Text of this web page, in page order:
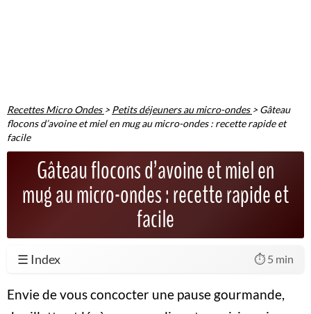
Recettes Micro Ondes >Petits déjeuners au micro-ondes >Gâteau
flocons d’avoine et miel en mug au micro-ondes : recette rapide et
facile
Gâteau flocons d’avoine et miel en
mug au micro-ondes : recette rapide et
facile
☰ Index ⏱️ 5 min
Envie de vous concocter une pause gourmande,